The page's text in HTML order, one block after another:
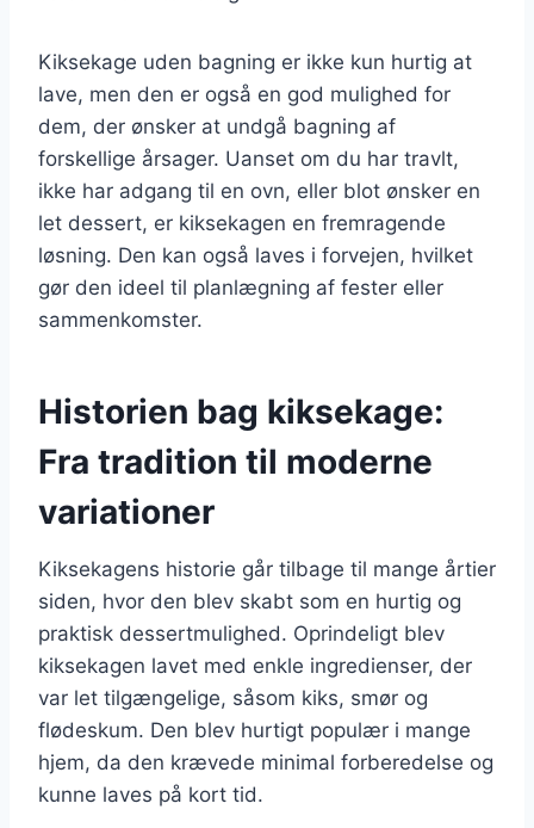
Kiksekage uden bagning er ikke kun hurtig at
lave, men den er også en god mulighed for
dem, der ønsker at undgå bagning af
forskellige årsager. Uanset om du har travlt,
ikke har adgang til en ovn, eller blot ønsker en
let dessert, er kiksekagen en fremragende
løsning. Den kan også laves i forvejen, hvilket
gør den ideel til planlægning af fester eller
sammenkomster.
Historien bag kiksekage:
Fra tradition til moderne
variationer
Kiksekagens historie går tilbage til mange årtier
siden, hvor den blev skabt som en hurtig og
praktisk dessertmulighed. Oprindeligt blev
kiksekagen lavet med enkle ingredienser, der
var let tilgængelige, såsom kiks, smør og
flødeskum. Den blev hurtigt populær i mange
hjem, da den krævede minimal forberedelse og
kunne laves på kort tid.